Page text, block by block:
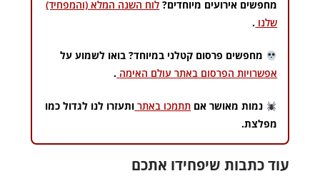
מחפשים אירועים מיוחדים? לוח השנה המלא (והמפחיד)
שלנו .
מחפשים פרסום קטלני במיוחד? בואו לשמוע על
אפשרויות הפרסום באתר עולם האימה .
נמות מאושר אם תתמכו באתר ותעזרו לנו לגדול כמו
מפלצת.
עוד כתבות שיפחידו אתכם